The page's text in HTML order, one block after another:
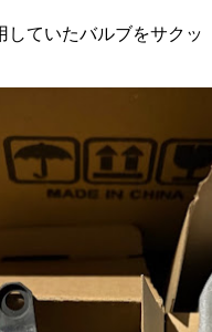
していたバルブをサクッ